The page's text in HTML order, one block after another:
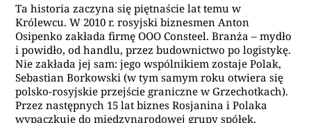
Ta historia zaczyna się piętnaście lat temu w
Królewcu. W 2010 r. rosyjski biznesmen Anton
Osipenko zakłada firmę OOO Consteel. Branża – mydło
i powidło, od handlu, przez budownictwo po logistykę.
Nie zakłada jej sam: jego wspólnikiem zostaje Polak,
Sebastian Borkowski (w tym samym roku otwiera się
polsko-rosyjskie przejście graniczne w Grzechotkach).
Przez następnych 15 lat biznes Rosjanina i Polaka
wypączkuje do międzynarodowej grupy spółek,